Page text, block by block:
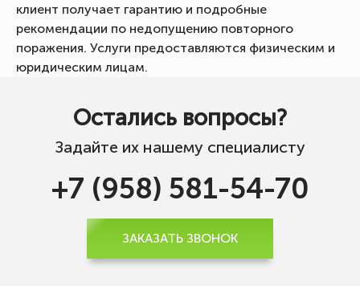
клиент получает гарантию и подробные
рекомендации по недопущению повторного
поражения. Услуги предоставляются физическим и
юридическим лицам.
Остались вопросы?
Задайте их нашему специалисту
+7 (958) 581-54-70
ЗАКАЗАТЬ ЗВОНОК